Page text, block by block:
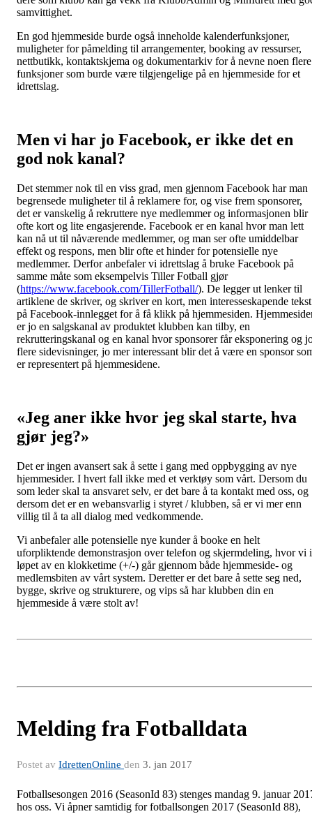
samvittighet.
En god hjemmeside burde også inneholde kalenderfunksjoner,
muligheter for påmelding til arrangementer, booking av ressurser,
nettbutikk, kontaktskjema og dokumentarkiv for å nevne noen flere
funksjoner som burde være tilgjengelige på en hjemmeside for et
idrettslag.
Men vi har jo Facebook, er ikke det en
god nok kanal?
Det stemmer nok til en viss grad, men gjennom Facebook har man
begrensede muligheter til å reklamere for, og vise frem sponsorer,
det er vanskelig å rekruttere nye medlemmer og informasjonen blir
ofte kort og lite engasjerende. Facebook er en kanal hvor man lett
kan nå ut til nåværende medlemmer, og man ser ofte umiddelbar
effekt og respons, men blir ofte et hinder for potensielle nye
medlemmer. Derfor anbefaler vi idrettslag å bruke Facebook på
samme måte som eksempelvis Tiller Fotball gjør
(https://www.facebook.com/TillerFotball/). De legger ut lenker til
artiklene de skriver, og skriver en kort, men interesseskapende tekst
på Facebook-innlegget for å få klikk på hjemmesiden.
er jo en salgskanal av produktet klubben kan tilby, en
rekrutteringskanal og en kanal hvor sponsorer får eksponering og
flere sidevisninger, jo mer interessant blir det å være en sponsor
er representert på hjemmesidene.
«Jeg aner ikke hvor jeg skal starte, hva
gjør jeg?»
Det er ingen avansert sak å sette i gang med oppbygging av nye
hjemmesider. I hvert fall ikke med et verktøy som vårt. Dersom du
som leder skal ta ansvaret selv, er det bare å ta kontakt med oss, og
dersom det er en webansvarlig i styret / klubben, så er vi mer enn
villig til å ta all dialog med vedkommende.
Vi anbefaler alle potensielle nye kunder å booke en helt
uforpliktende demonstrasjon over telefon og skjermdeling, hvor vi i
løpet av en klokketime (+/-) går gjennom både hjemmeside- og
medlemsbiten av vårt system. Deretter er det bare å sette seg ned,
bygge, skrive og strukturere, og vips så har klubben din en
hjemmeside å være stolt av!
Melding fra Fotballdata
Postet av IdrettenOnline den 3. jan 2017
Fotballsesongen 2016 (SeasonId 83) stenges mandag 9. januar
hos oss. Vi åpner samtidig for fotballsongen 2017 (SeasonId 88),